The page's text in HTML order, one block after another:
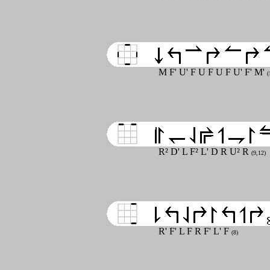
M F' U' F U F U F U' F' M'
R² D' L F² L' D R U² R (9,12)
R' F' L F R F' L' F (8)